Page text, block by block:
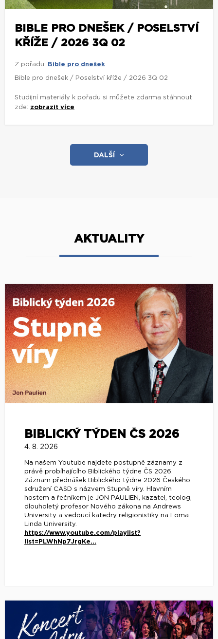
BIBLE PRO DNEŠEK / POSELSTVÍ
KŘÍŽE / 2026 3Q 02
Z pořadu: Bible pro dnešek
Bible pro dnešek / Poselství kříže / 2026 3Q 02
Studijní materiály k pořadu si můžete zdarma stáhnout
zde: zobrazit více
DALŠÍ
AKTUALITY
BIBLICKÝ TÝDEN ČS 2026
4. 8. 2026
Na našem Youtube najdete postupně záznamy z
právě probíhajícího Biblického týdne ČS 2026.
Záznam přednášek Biblického týdne 2026 Českého
sdružení CASD s názvem Stupně víry. Hlavním
hostem a řečníkem je JON PAULIEN, kazatel, teolog,
dlouholetý profesor Nového zákona na Andrews
University a vedoucí katedry religionistiky na Loma
Linda University.
https://www.youtube.com/playlist?
list=PLWhNp7JrgKe...